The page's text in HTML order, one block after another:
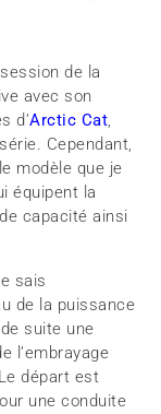
de la
avec son
d’Arctic Cat,
Cependant,
modèle que je
équipent la
capacité ainsi
sais
de la puissance
suite une
l’embrayage
départ est
une conduite